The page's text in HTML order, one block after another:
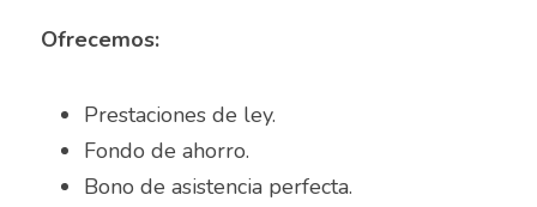
Asesor de credito
asesor de ventas
Ofrecemos:
Prestaciones de ley.
Fondo de ahorro.
Bono de asistencia perfecta.